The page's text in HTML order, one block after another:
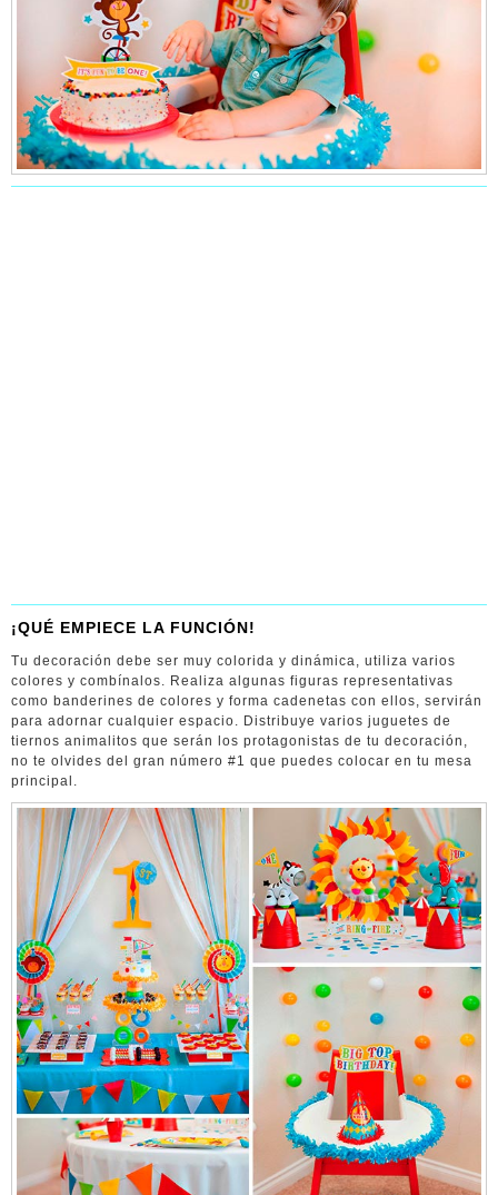
¡QUÉ EMPIECE LA FUNCIÓN!
Tu decoración debe ser muy colorida y dinámica, utiliza varios
colores y combínalos. Realiza algunas figuras representativas
como banderines de colores y forma cadenetas con ellos, servirán
para adornar cualquier espacio. Distribuye varios juguetes de
tiernos animalitos que serán los protagonistas de tu decoración,
no te olvides del gran número #1 que puedes colocar en tu mesa
principal.